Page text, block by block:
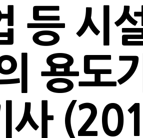
등 시
용도
사